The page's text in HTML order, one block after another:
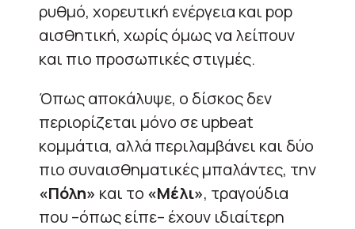
ρυθμό, χορευτική ενέργεια και pop
αισθητική, χωρίς όμως να λείπουν
και πιο προσωπικές στιγμές.
Όπως αποκάλυψε, ο δίσκος δεν
περιορίζεται μόνο σε upbeat
κομμάτια, αλλά περιλαμβάνει και δύο
πιο συναισθηματικές μπαλάντες, την
«Πόλη» και το «Μέλι», τραγούδια
που –όπως είπε– έχουν ιδιαίτερη